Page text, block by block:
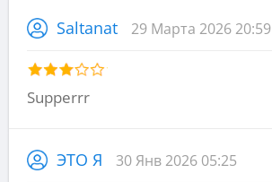
Saltanat 29 Марта 2026 20:59
Supperrr
ЭТО Я 30 Янв 2026 05:25